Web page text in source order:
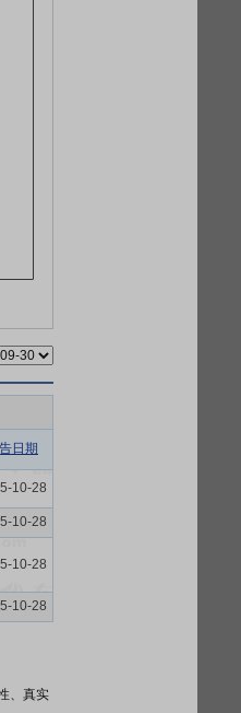
日期
10-28
10-28
10-28
10-28
、真实